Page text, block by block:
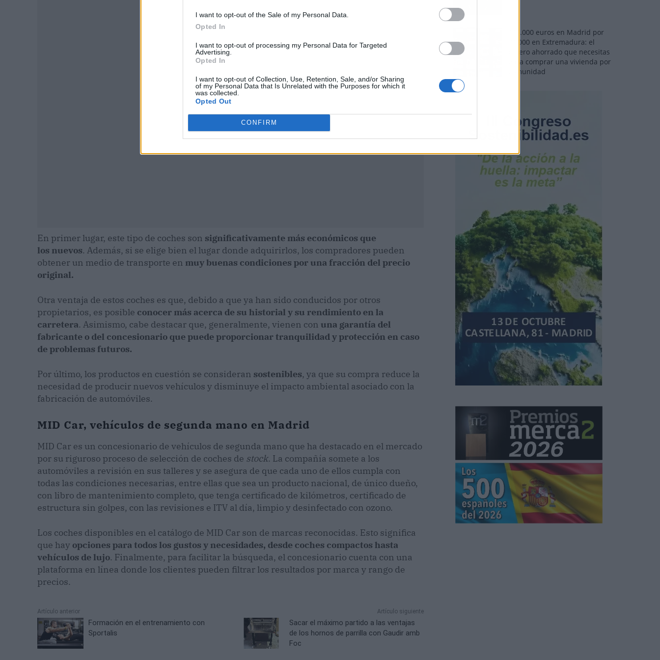
I want to opt-out of the Sale of my Personal Data.
Opted In
I want to opt-out of processing my Personal Data for Targeted
Advertising.
Opted In
I want to opt-out of Collection, Use, Retention, Sale, and/or Sharing
of my Personal Data that Is Unrelated with the Purposes for which it
was collected.
Opted Out
CONFIRM
Publicidad
En primer lugar, este tipo de coches son significativamente más económicos que
los nuevos. Además, si se elige bien el lugar donde adquirirlos, los compradores pueden
obtener un medio de transporte en muy buenas condiciones por una fracción del precio
original.
Otra ventaja de estos coches es que, debido a que ya han sido conducidos por otros
propietarios, es posible conocer más acerca de su historial y su rendimiento en la
carretera. Asimismo, cabe destacar que, generalmente, vienen con una garantía del
fabricante o del concesionario que puede proporcionar tranquilidad y protección en caso
de problemas futuros.
Por último, los productos en cuestión se consideran sostenibles, ya que su compra reduce la
necesidad de producir nuevos vehículos y disminuye el impacto ambiental asociado con la
fabricación de automóviles.
MID Car, vehículos de segunda mano en Madrid
MID Car es un concesionario de vehículos de segunda mano que ha destacado en el mercado
por su riguroso proceso de selección de coches de stock. La compañía somete a los
automóviles a revisión en sus talleres y se asegura de que cada uno de ellos cumpla con
todas las condiciones necesarias, entre ellas que sea un producto nacional, de único dueño,
con libro de mantenimiento completo, que tenga certificado de kilómetros, certificado de
estructura sin golpes, con las revisiones e ITV al día, limpio y desinfectado con ozono.
Los coches disponibles en el catálogo de MID Car son de marcas reconocidas. Esto significa
que hay opciones para todos los gustos y necesidades, desde coches compactos hasta
vehículos de lujo. Finalmente, para facilitar la búsqueda, el concesionario cuenta con una
plataforma en línea donde los clientes pueden filtrar los resultados por marca y rango de
precios.
Artículo anterior
Formación en el entrenamiento con
Sportalis
Artículo siguiente
Sacar el máximo partido a las ventajas
de los hornos de parrilla con Gaudir amb
Foc
110.000 euros en Madrid por
31.000 en Extremadura: el
dinero ahorrado que necesitas
para comprar una vivienda por
comunidad